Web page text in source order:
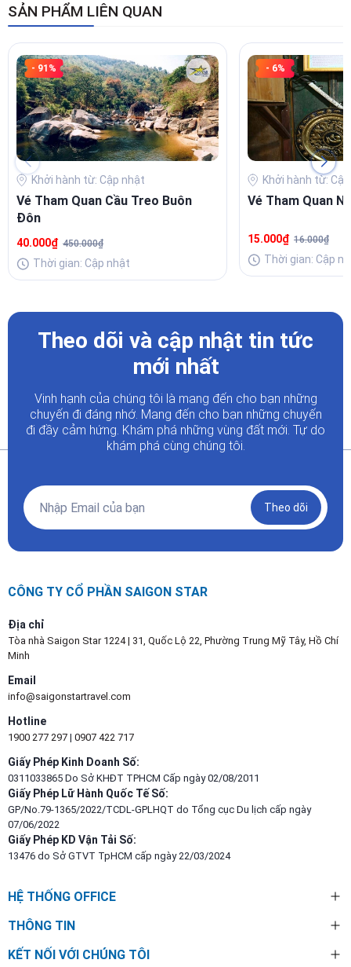
SẢN PHẨM LIÊN QUAN
- 91%
Khởi hành từ: Cập nhật
Vé Tham Quan Cầu Treo Buôn
Đôn
40.000₫ 450.000₫
Thời gian: Cập nhật
- 6%
Khởi hành từ:
Vé Tham Quan
15.000₫ 16.000₫
Thời gian: Cập
Theo dõi và cập nhật tin tức
mới nhất
Vinh hạnh của chúng tôi là mang đến cho bạn những
chuyến đi đáng nhớ. Mang đến cho bạn những chuyến
đi đầy cảm hứng. Khám phá những vùng đất mới. Tự do
khám phá cùng chúng tôi.
Theo dõi
CÔNG TY CỔ PHẦN SAIGON STAR
Địa chỉ
Tòa nhà Saigon Star 1224 | 31, Quốc Lộ 22, Phường Trung Mỹ Tây, Hồ Chí
Minh
Email
info@saigonstartravel.com
Hotline
1900 277 297 | 0907 422 717
Giấy Phép Kinh Doanh Số:
0311033865 Do Sở KHĐT TPHCM Cấp ngày 02/08/2011
Giấy Phép Lữ Hành Quốc Tế Số:
GP/No.79-1365/2022/TCDL-GPLHQT do Tổng cục Du lịch cấp ngày
07/06/2022
Giấy Phép KD Vận Tải Số:
13476 do Sở GTVT TpHCM cấp ngày 22/03/2024
HỆ THỐNG OFFICE
THÔNG TIN
KẾT NỐI VỚI CHÚNG TÔI